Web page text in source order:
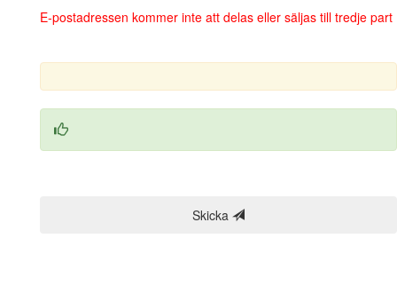
E‑postadressen kommer inte att delas eller säljas till tredje part
Skicka